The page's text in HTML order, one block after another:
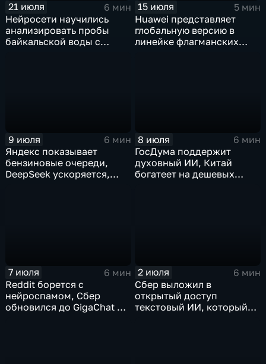
21 июля
6 мин
Нейросети научились
анализировать пробы
байкальской воды с
15 июля
5 мин
Huawei представляет
глобальную версию в
линейке флагманских
9 июля
6 мин
Яндекс показывает
бензиновые очереди,
DeepSeek ускоряется,
8 июля
6 мин
ГосДума поддержит
духовный ИИ, Китай
богатеет на дешевых
7 июля
6 мин
Reddit борется с
нейроспамом, Сбер
обновился до GigaChat 3.5
2 июля
6 мин
Сбер выложил в
открытый доступ
текстовый ИИ, который